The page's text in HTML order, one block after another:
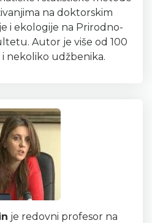
na doktorskim
i eko­logije na Prirodno-
Autor je više od 100
nekoliko udžbenika.
je redovni profesor na